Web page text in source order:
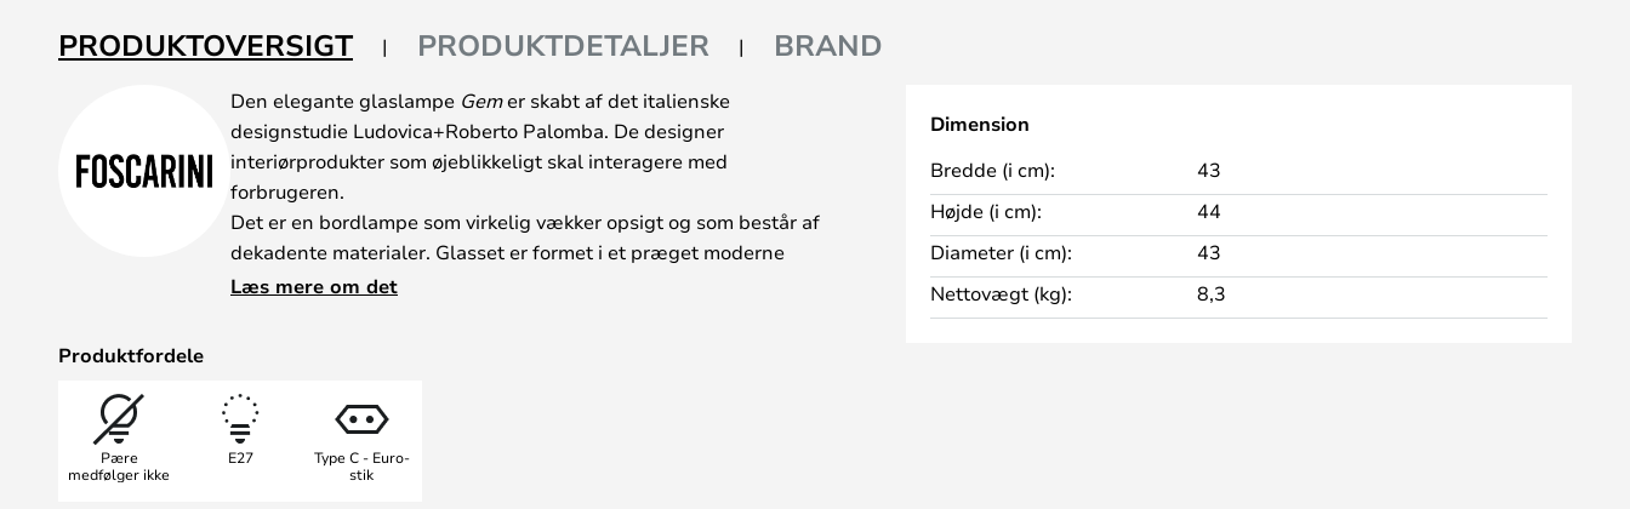
PRODUKTOVERSIGT PRODUKTDETALJER BRAND
Den elegante glaslampe Gemer skabt af det italienske
designstudie Ludovica+Roberto Palomba. De designer
interiørprodukter som øjeblikkeligt skal interagere med
forbrugeren.
Det er en bordlampe som virkelig vækker opsigt og som består af
dekadente materialer. Glasset er formet i et præget moderne
mønster mens lampens fod er produceret i satin guldbelagt metal.
Læs mere om det
Produktfordele
Pære
medfølger ikke
E27
Type C - Euro-
stik
Dimension
Bredde (i cm):
43
Højde (i cm):
44
Diameter (i cm):
43
Nettovægt (kg):
8,3